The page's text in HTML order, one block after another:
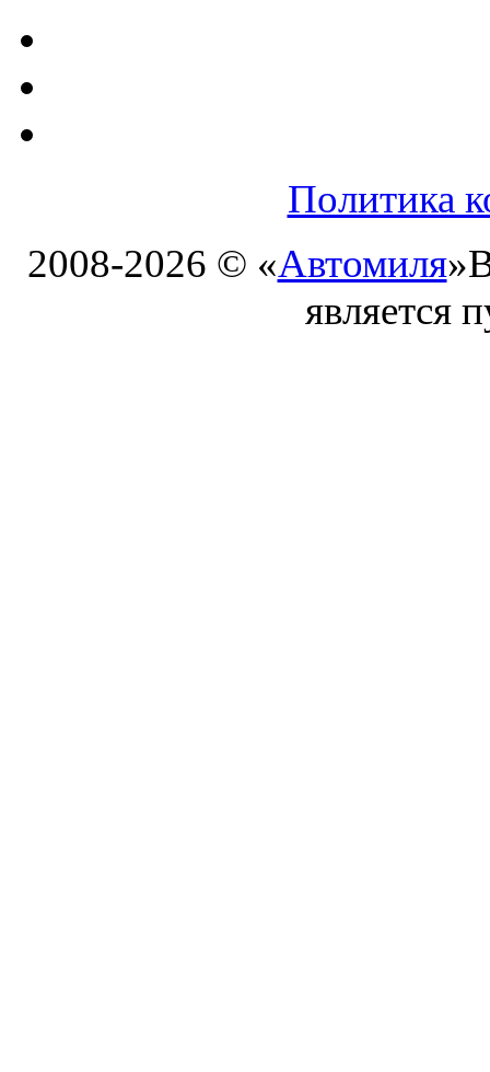
Политика
2008-2026 © «Автомиля»
является